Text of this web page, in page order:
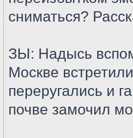
сниматься?
ЗЫ: Надысь
Москве
переругались и
почве замочил